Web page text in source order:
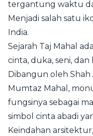
tergantung waktu
Menjadi salah satu
India.
Sejarah Taj Mahal
cinta, duka, seni,
Dibangun oleh
Mumtaz Mahal,
fungsinya sebagai
simbol cinta abadi
Keindahan